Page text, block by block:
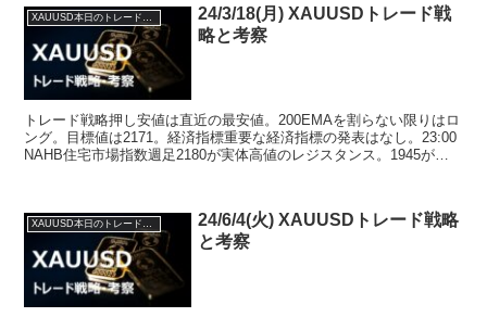
24/3/18(月) XAUUSDトレード戦
略と考察
トレード戦略押し安値は直近の最安値。200EMAを割らない限りはロ
ング。目標値は2171。経済指標重要な経済指標の発表はなし。23:00
NAHB住宅市場指数週足2180が実体高値のレジスタンス。1945が髭
XAUUSD本日のトレード戦略と考察
24/6/4(火) XAUUSDトレード戦略
と考察